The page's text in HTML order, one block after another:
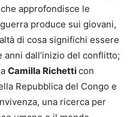
approfondisce le
produce sui giovani,
di cosa significhi essere
anni dall’inizio del conflitto;
Camilla Richetticon
Repubblica del Congo e
una ricerca per